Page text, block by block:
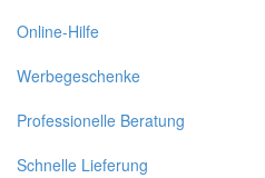
Online-Hilfe
Werbegeschenke
Professionelle Beratung
Schnelle Lieferung